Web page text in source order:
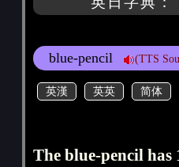
blue-pencil (TTS
英漢 英英 简体
The blue-pencil has